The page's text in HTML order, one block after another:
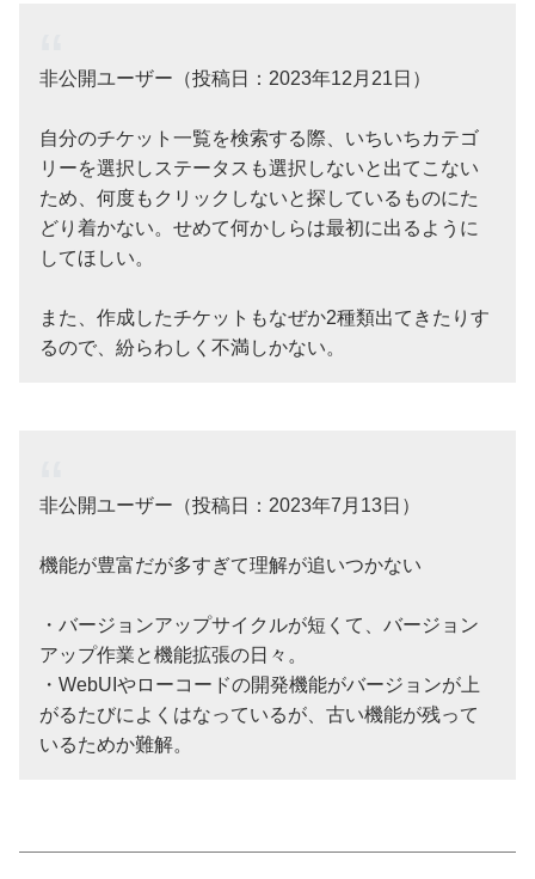
非公開ユーザー（投稿日：2023年12月21日）
自分のチケット一覧を検索する際、いちいちカテゴ
リーを選択しステータスも選択しないと出てこない
ため、何度もクリックしないと探しているものにた
どり着かない。せめて何かしらは最初に出るように
してほしい。
また、作成したチケットもなぜか2種類出てきたりす
るので、紛らわしく不満しかない。
非公開ユーザー（投稿日：2023年7月13日）
機能が豊富だが多すぎて理解が追いつかない
・バージョンアップサイクルが短くて、バージョン
アップ作業と機能拡張の日々。
・WebUIやローコードの開発機能がバージョンが上
がるたびによくはなっているが、古い機能が残って
いるためか難解。